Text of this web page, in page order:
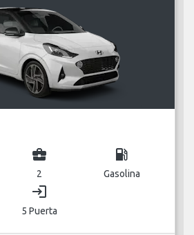
business_center
2
local_gas_station
Gasolina
login
5 Puerta